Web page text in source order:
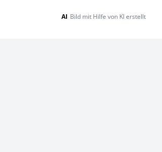
AI Bild mit Hilfe von KI erstellt